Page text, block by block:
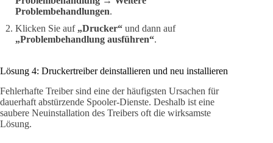
Problembehandlungen.
Klicken Sie auf „Drucker“ und dann auf
„Problembehandlung ausführen“.
Lösung 4: Druckertreiber deinstallieren und neu installieren
Fehlerhafte Treiber sind eine der häufigsten Ursachen für
dauerhaft abstürzende Spooler-Dienste. Deshalb ist eine
saubere Neuinstallation des Treibers oft die wirksamste
Lösung.